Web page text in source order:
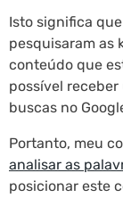
Isto significa
pesquisaram as
conteúdo que
possível
buscas no
Portanto, meu
analisar as
posicionar este